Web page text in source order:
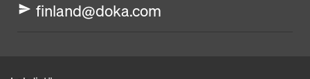
finland@doka.com